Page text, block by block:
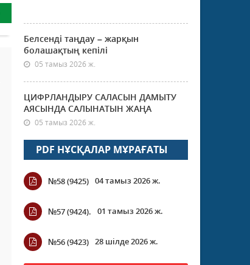
Белсенді таңдау – жарқын
болашақтың кепілі
05 тамыз 2026 ж.
ЦИФРЛАНДЫРУ САЛАСЫН ДАМЫТУ
АЯСЫНДА САЛЫНАТЫН ЖАҢА
05 тамыз 2026 ж.
PDF НҰСҚАЛАР МҰРАҒАТЫ
№58 (9425) 04 тамыз 2026 ж.
№57 (9424). 01 тамыз 2026 ж.
№56 (9423) 28 шілде 2026 ж.